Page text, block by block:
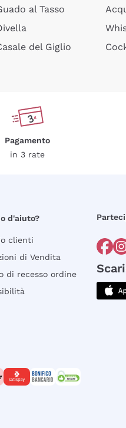
al Tasso
del Giglio
Pagamento
in 3 rate
d'aiuto?
clienti
di Vendita
di recesso ordine